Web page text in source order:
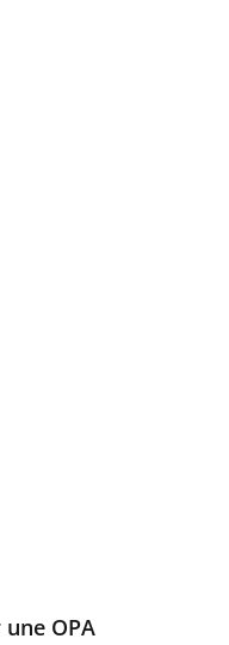
OPA